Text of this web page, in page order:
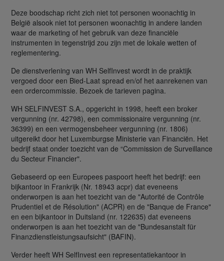
Deze boodschap richt zich niet tot personen woonachtig in
België alsook niet tot personen woonachtig in andere landen
waar de marketing of het gebruik van deze financiële
instrumenten in tegenstrijd zou zijn met de lokale wetten of
reglementering.
De dienstverlening van WH SelfInvest wordt in de praktijk
vergoed door een Bied-Laat spread en/of het aanrekenen van
een ordercommissie. Bezoek de tarieven pagina.
WH SELFINVEST S.A., opgericht in 1998, heeft een broker
vergunning (nr. 42798), een commissionaire vergunning (nr.
36399) en een vermogensbeheer vergunning (nr. 1806)
uitgereikt door het Luxemburgse Ministerie van Financiën. Het
bedrijf staat onder toezicht van de “Commission de Surveillance
du Secteur Financier".
Gebaseerd op een Europees paspoort heeft het bedrijf: een
bijkantoor in Frankrijk (Nr. 18943 acpr) dat eveneens
onderworpen is aan het toezicht van de "Autorité de Contrôle
Prudentiel et de Résolution" (ACPR) en de "Banque de France"
en een bijkantoor in Duitsland (nr. 122635) dat eveneens
onderworpen is aan het toezicht van de "Bundesanstalt für
Finanzdienstleistungsaufsicht" (BAFIN).
Verder heeft WH SelfInvest een representatiekantoor in